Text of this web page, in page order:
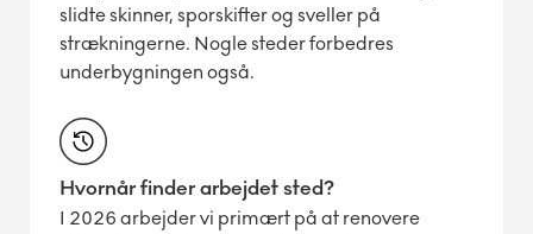
slidte skinner, sporskifter og sveller på
strækningerne. Nogle steder forbedres
underbygningen også.
Hvornår finder arbejdet sted?
I 2026 arbejder vi primært på at renovere